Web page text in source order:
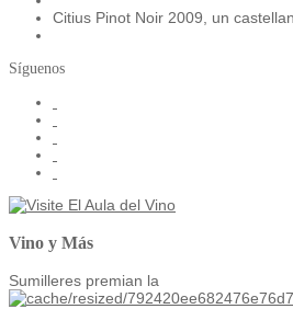
Citius Pinot Noir 2009, un
Síguenos
Vino y Más
Sumilleres premian la